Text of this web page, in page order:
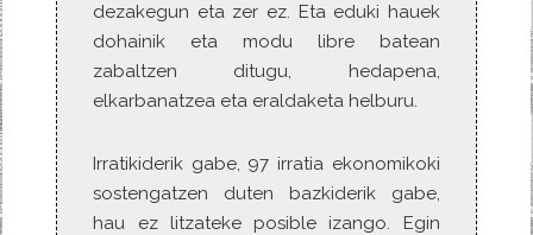
dezakegun eta zer ez. Eta eduki hauek
dohainik eta modu libre batean
zabaltzen ditugu, hedapena,
elkarbanatzea eta eraldaketa helburu.
Irratikiderik gabe, 97 irratia ekonomikoki
sostengatzen duten bazkiderik gabe,
hau ez litzateke posible izango. Egin